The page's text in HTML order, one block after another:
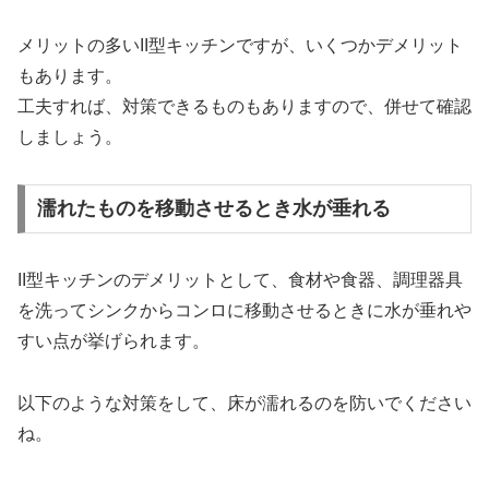
メリットの多いII型キッチンですが、いくつかデメリット
もあります。
工夫すれば、対策できるものもありますので、併せて確認
しましょう。
濡れたものを移動させるとき水が垂れる
II型キッチンのデメリットとして、食材や食器、調理器具
を洗ってシンクからコンロに移動させるときに水が垂れや
すい点が挙げられます。
以下のような対策をして、床が濡れるのを防いでください
ね。